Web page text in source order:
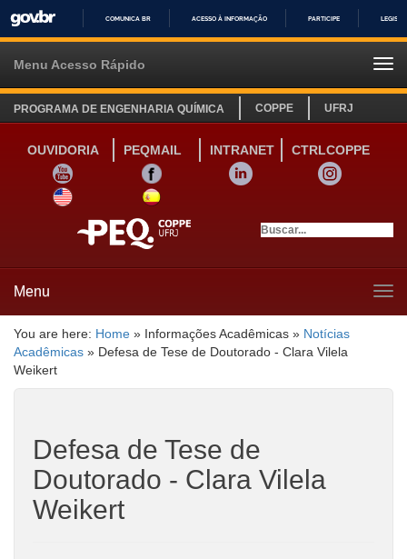
IR
COMUNICA BR ACESSO À INFORMAÇÃO PARTICIPE
Menu Acesso Rápido
PROGRAMA DE ENGENHARIA QUÍMICA COPPE UFRJ
OUVIDORIA PEQMAIL INTRANET
CTRLCOPPE
YOUTUBE
FACEBOOK LINKEDIN
INSTAGRAM
SITE INGLÊS
LINK SITE ESPANHOL
Menu
You are here: Home » Informações Acadêmicas » Notícias
Acadêmicas » Defesa de Tese de Doutorado - Clara Vilela
Weikert
Defesa de Tese de
Doutorado - Clara Vilela
Weikert